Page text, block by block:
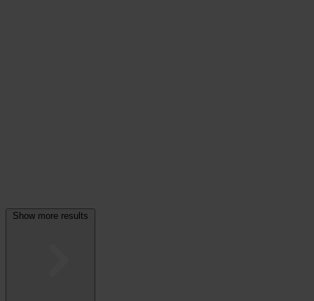
Show more results